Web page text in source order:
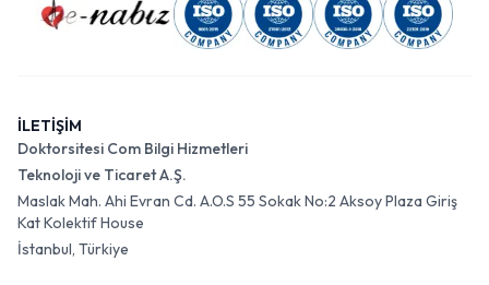
İLETİŞİM
Doktorsitesi Com Bilgi Hizmetleri
Teknoloji ve Ticaret A.Ş.
Maslak Mah. Ahi Evran Cd. A.O.S 55 Sokak No:2 Aksoy Plaza Giriş
Kat Kolektif House
İstanbul, Türkiye